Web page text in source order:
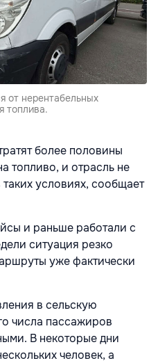
от нерентабельных
топлива.
более половины
топливо, и отрасль не
условиях, сообщает
и раньше работали с
ситуация резко
уже фактически
в сельскую
числа пассажиров
В некоторые дни
человек, а